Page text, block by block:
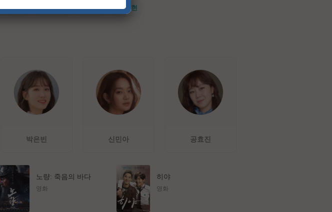
#귀신 #특수부대 #소지섭 #전지현
박은빈 신민아 공효진
노량: 죽음의 바다
영화
히야
영화